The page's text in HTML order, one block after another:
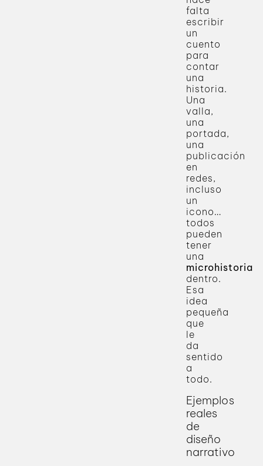
falta
escribir
un
cuento
para
contar
una
historia.
Una
valla,
una
portada,
una
publicación
en
redes,
incluso
un
icono…
todos
pueden
tener
una
microhistoria
dentro.
Esa
idea
pequeña
que
le
da
sentido
a
todo.
Ejemplos
reales
de
diseño
narrativo